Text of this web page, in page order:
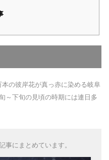
の彼岸花が真っ赤に染める岐阜
～下旬の見頃の時期には連日多
事にまとめています。